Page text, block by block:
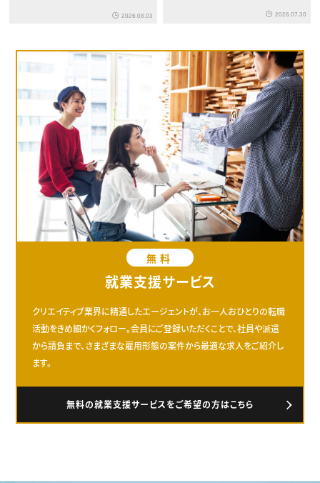
2026.08.03 2026.07.30
無料
就業支援サービス
クリエイティブ業界に精通したエージェントが、お一人おひとりの転職
活動をきめ細かくフォロー。会員にご登録いただくことで、社員や派遣
から請負まで、さまざまな雇用形態の案件から最適な求人をご紹介し
ます。
無料の就業支援サービスをご希望の方はこちら